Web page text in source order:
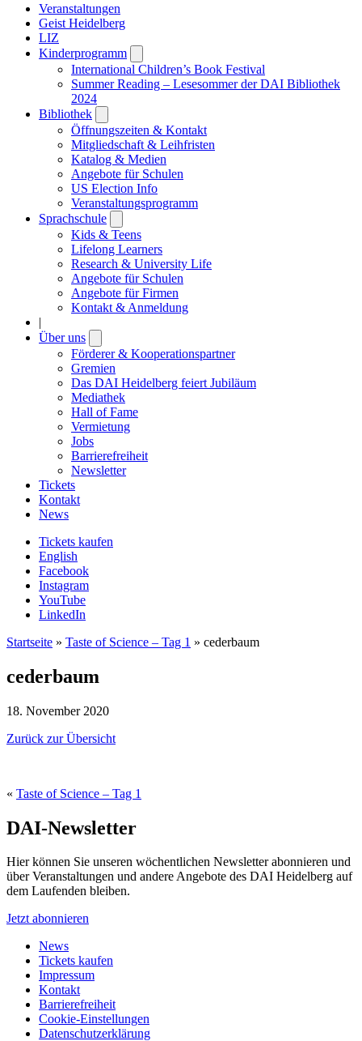
Veranstaltungen
Geist Heidelberg
LIZ
Kinderprogramm
submenu
International Children’s Book Festival
Summer Reading – Lesesommer der DAI Bibliothek
2024
Bibliothek
submenu
Öffnungszeiten & Kontakt
Mitgliedschaft & Leihfristen
Katalog & Medien
Angebote für Schulen
US Election Info
Veranstaltungsprogramm
Sprachschule
submenu
Kids & Teens
Lifelong Learners
Research & University Life
Angebote für Schulen
Angebote für Firmen
Kontakt & Anmeldung
|
Über uns
submenu
Förderer & Kooperationspartner
Gremien
Das DAI Heidelberg feiert Jubiläum
Mediathek
Hall of Fame
Vermietung
Jobs
Barrierefreiheit
Newsletter
Tickets
Kontakt
News
Tickets kaufen
English
Facebook
Instagram
YouTube
LinkedIn
Startseite » Taste of Science – Tag 1 » cederbaum
cederbaum
18. November 2020
Zurück zur Übersicht
« Taste of Science – Tag 1
DAI-Newsletter
Hier können Sie unseren wöchentlichen Newsletter abonnieren und
über Veranstaltungen und andere Angebote des DAI Heidelberg auf
dem Laufenden bleiben.
Jetzt abonnieren
News
Tickets kaufen
Impressum
Kontakt
Barrierefreiheit
Cookie-Einstellungen
Datenschutzerklärung